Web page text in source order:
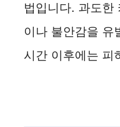
법입니다. 과도한
이나 불안감을 유
시간 이후에는 피